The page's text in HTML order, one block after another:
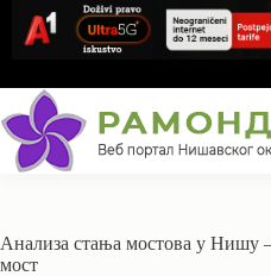
content
Анализа стања мостова у Нишу
мост